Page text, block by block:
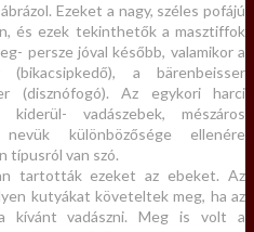
Ezeket a nagy, széles pofájú
és ezek tekinthetők a masztiffok
persze jóval később, valamikor a
(bikacsipkedő), a bärenbeisser
(disznófogó). Az egykori harci
vadászebek, mészáros
különbözősége ellenére
típusról van szó.
tartották ezeket az ebeket. Az
kutyákat követeltek meg, ha az
kívánt vadászni. Meg is volt a